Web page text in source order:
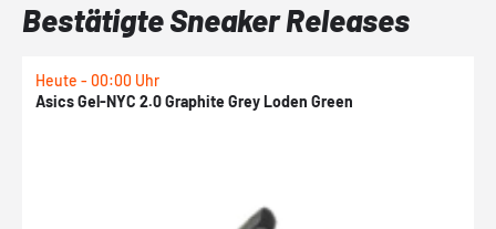
Bestätigte Sneaker Releases
Heute - 00:00 Uhr
Asics Gel-NYC 2.0 Graphite Grey Loden Green